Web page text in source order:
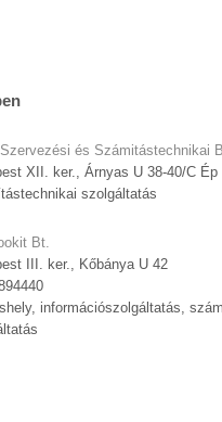
és Számitástechnikai
XII. ker., Árnyas U 38-40/C Ép
szolgáltatás
Bt.
III. ker., Kőbánya U 42
információszolgáltatás,